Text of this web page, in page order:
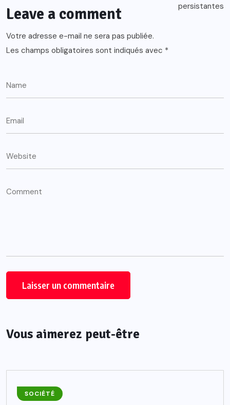
Leave a comment
Votre adresse e-mail ne sera pas publiée.
Les champs obligatoires sont indiqués avec *
Vous aimerez peut-être
SOCIÉTÉ